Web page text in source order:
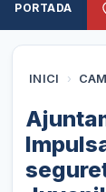
PORTADA
INICI ›